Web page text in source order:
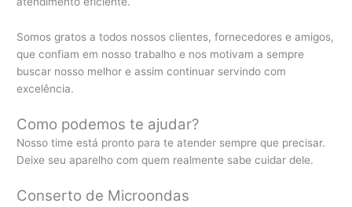
Somos gratos a todos nossos clientes, fornecedores e amigos,
que confiam em nosso trabalho e nos motivam a sempre
buscar nosso melhor e assim continuar servindo com
excelência.
Como podemos te ajudar?
Nosso time está pronto para te atender sempre que precisar.
Deixe seu aparelho com quem realmente sabe cuidar dele.
Conserto de Microondas